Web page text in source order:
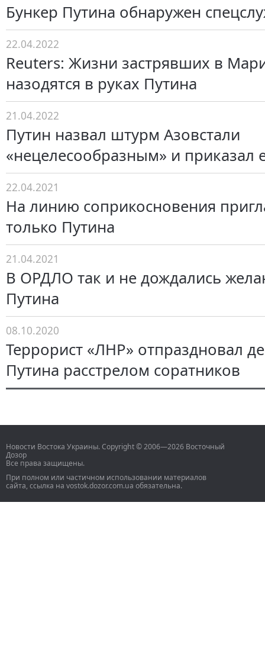
Бункер Путина обнаружен
22.04.2022
Reuters: Жизни застрявших в
назодятся в руках Путина
21.04.2022
Путин назвал штурм Азовстали
«нецелесообразным» и приказал
22.04.2021
На линию соприкосновения
только Путина
21.04.2021
В ОРДЛО так и не дождались
Путина
08.10.2020
Террорист «ЛНР» отпраздновал
Путина расстрелом соратников
Новости Востока Украины. Copyright © 2006—2026 Восточный
Дозор
Все права защищены.
При полном или частичном использовании материалов
сайта, ссылка на vostok.dozor.com.ua обязательна.